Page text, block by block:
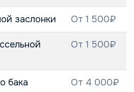
заслонки От 1 500₽
От 1 500₽
бака От 4 000₽